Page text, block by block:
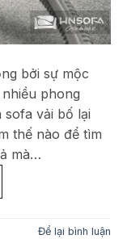
bởi sự mộc
phong
sofa vải bố lại
thế nào để tìm
mà…
Để lại bình luận